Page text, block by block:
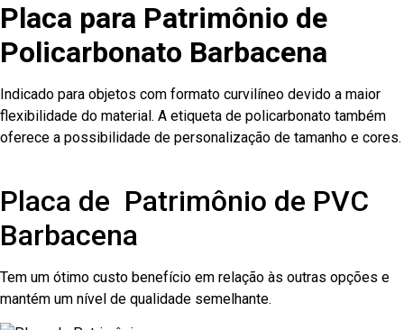
Placa para Patrimônio de
Policarbonato Barbacena
Indicado para objetos com formato curvilíneo devido a maior
flexibilidade do material. A etiqueta de policarbonato também
oferece a possibilidade de personalização de tamanho e cores.
Placa de Patrimônio de PVC
Barbacena
Tem um ótimo custo benefício em relação às outras opções e
mantém um nível de qualidade semelhante.